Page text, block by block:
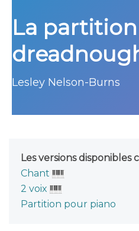
La partition
Lesley Nelson-Burns
Les versions disponibles
Chant
2 voix
Partition pour piano